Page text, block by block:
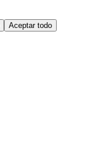
Aceptar todo